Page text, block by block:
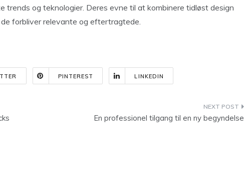
trends og teknologier. Deres evne til at kombinere tidløst design
forbliver relevante og eftertragtede.
PINTEREST LINKEDIN
En professionel tilgang til en ny begyndelse